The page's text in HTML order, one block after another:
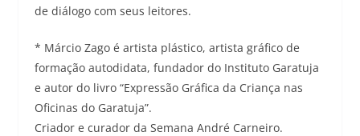
de diálogo com seus leitores.
* Márcio Zago é artista plástico, artista gráfico de
formação autodidata, fundador do Instituto Garatuja
e autor do livro “Expressão Gráfica da Criança nas
Oficinas do Garatuja”.
Criador e curador da Semana André Carneiro.